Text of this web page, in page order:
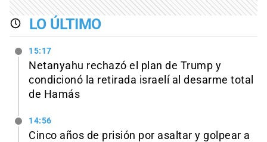
LO ÚLTIMO
15:17
Netanyahu rechazó el plan de Trump y
condicionó la retirada israelí al desarme total
de Hamás
14:56
Cinco años de prisión por asaltar y golpear a